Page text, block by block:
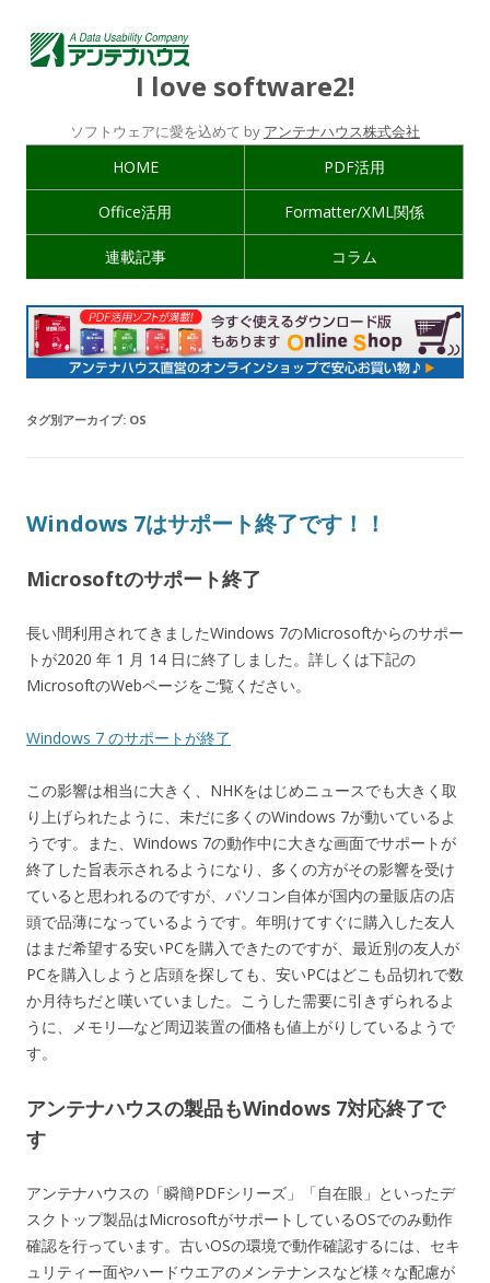
I love software2!
ソフトウェアに愛を込めて by アンテナハウス株式会社
HOME PDF活用
Office活用 Formatter/XML関係
連載記事 コラム
タグ別アーカイブ: OS
Windows 7はサポート終了です！！
Microsoftのサポート終了
長い間利用されてきましたWindows 7のMicrosoftからのサポー
トが2020 年 1 月 14 日に終了しました。詳しくは下記の
MicrosoftのWebページをご覧ください。
Windows 7 のサポートが終了
この影響は相当に大きく、NHKをはじめニュースでも大きく取
り上げられたように、未だに多くのWindows 7が動いているよ
うです。また、Windows 7の動作中に大きな画面でサポートが
終了した旨表示されるようになり、多くの方がその影響を受け
ていると思われるのですが、パソコン自体が国内の量販店の店
頭で品薄になっているようです。年明けてすぐに購入した友人
はまだ希望する安いPCを購入できたのですが、最近別の友人が
PCを購入しようと店頭を探しても、安いPCはどこも品切れで数
か月待ちだと嘆いていました。こうした需要に引きずられるよ
うに、メモリ―など周辺装置の価格も値上がりしているようで
す。
アンテナハウスの製品もWindows 7対応終了で
す
アンテナハウスの「瞬簡PDFシリーズ」「自在眼」といったデ
スクトップ製品はMicrosoftがサポートしているOSでのみ動作
確認を行っています。古いOSの環境で動作確認するには、セキ
ュリティー面やハードウエアのメンテナンスなど様々な配慮が